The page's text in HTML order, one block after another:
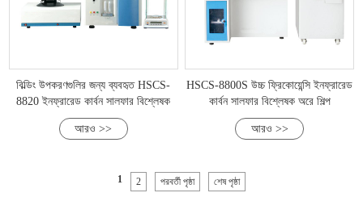
বিল্ডিং উপকরণগুলির জন্য ব্যবহৃত HSCS-
8820 ইনফ্রারেড কার্বন সালফার বিশ্লেষক
আরও >>
HSCS-8800S উচ্চ ফ্রিকোয়েন্সি ইনফ্রারেড
কার্বন সালফার বিশ্লেষক অরে শিল্প
আরও >>
1 2 পরবর্তী পৃষ্ঠা শেষ পৃষ্ঠা